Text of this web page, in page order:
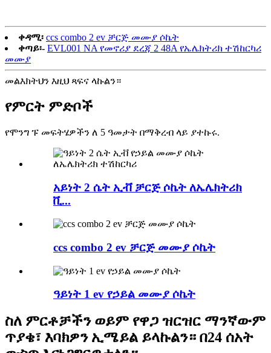
ቀዳሚ፡ ccs combo 2 ev ቻርጅ መሙያ ሶኬት
ቀጣይ፡- EVL001 NA የመኖሪያ ደረጃ 2 48A የኤሌክትሪክ ተሽከርካሪ
መሙያ
መልእክትህን እዚህ ጻፍና ላኩልን።
የምርት ምድቦች
የሞንግ ፑ መፍትሄዎችን ለ 5 ዓመታት በማቅረብ ላይ ያተኩሩ.
አይነት 2 ሴት ኢቭ ቻርጅ ሶኬት ለኤሌክትሪክ
ቪ...
ccs combo 2 ev ቻርጅ መሙያ ሶኬት
ዓይነት 1 ev የኃይል መሙያ ሶኬት
ስለ ምርቶቻችን ወይም የዋጋ ዝርዝር ማንኛውም
ጥያቄ፣ እባክዎን ኢሜይል ይላኩልን። በ24 ሰአት